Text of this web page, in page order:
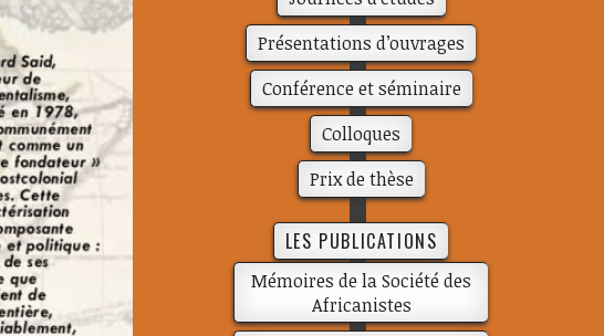
Présentations d’ouvrages
Conférence et séminaire
Colloques
Prix de thèse
LES PUBLICATIONS
Mémoires de la Société des
Africanistes